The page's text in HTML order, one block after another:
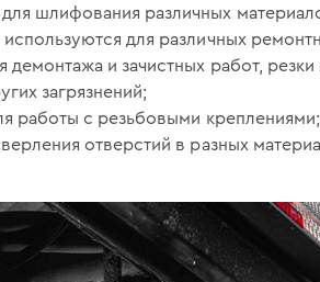
шлифования различных
для различных
и зачистных работ,
загрязнений;
работы с резьбовыми креплениями;
отверстий в разных